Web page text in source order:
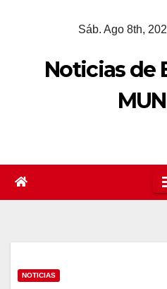
Sáb. Ago 8th,
Noticias de
NOTICIAS